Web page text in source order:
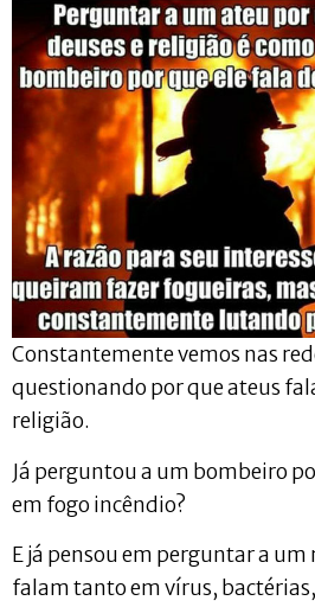
Constantemente vemos nas
questionando por que ateus
religião.
Já perguntou a um bombeiro
em fogo incêndio?
E já pensou em perguntar a um
falam tanto em vírus,